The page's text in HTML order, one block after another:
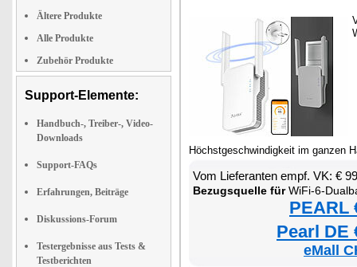
Ältere Produkte
Alle Produkte
Zubehör Produkte
Support-Elemente:
Handbuch-, Treiber-, Video-
Downloads
Support-FAQs
Erfahrungen, Beiträge
Diskussions-Forum
Testergebnisse aus Tests &
Testberichten
Höchstgeschwindigkeit im ganzen
Vom Lieferanten empf. VK: €
Bezugsquelle fürWiFi-6-
PEARL
Pearl DE
eMall